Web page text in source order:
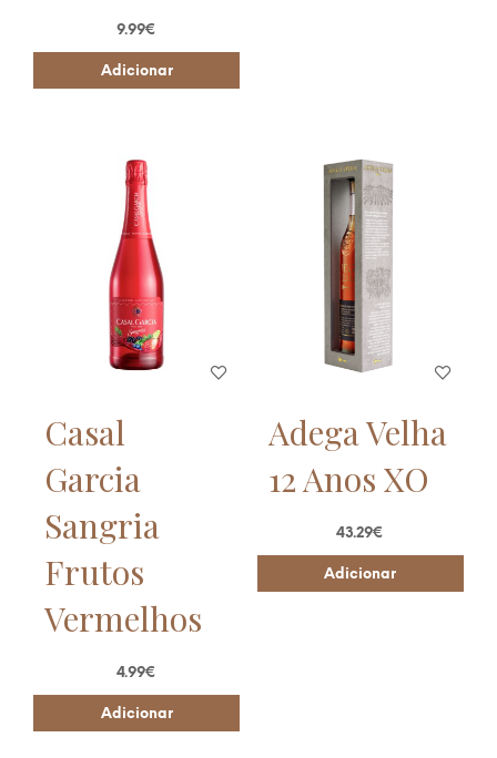
9.99€
Adicionar
Casal
Garcia
Sangria
Frutos
Vermelhos
4.99€
Adicionar
Adega Velha
12 Anos XO
43.29€
Adicionar